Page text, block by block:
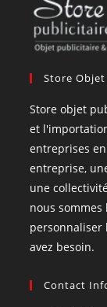
Store
Store objet
et
entreprises
entreprise,
une
nous
personnaliser
avez besoin.
Contact